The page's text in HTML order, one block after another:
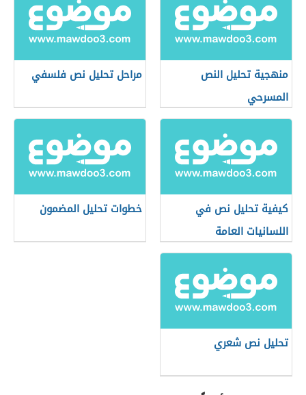
منهجية تحليل النص
المسرحي
مراحل تحليل نص فلسفي
كيفية تحليل نص في
اللسانيات العامة
خطوات تحليل المضمون
تحليل نص شعري